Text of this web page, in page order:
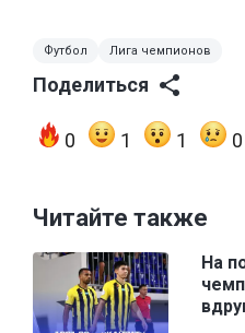
Футбол Лига чемпионов
Поделиться
0 1 1 0
Читайте также
На